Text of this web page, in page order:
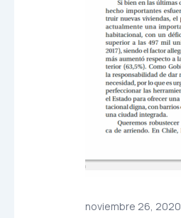
noviembre 26, 2020